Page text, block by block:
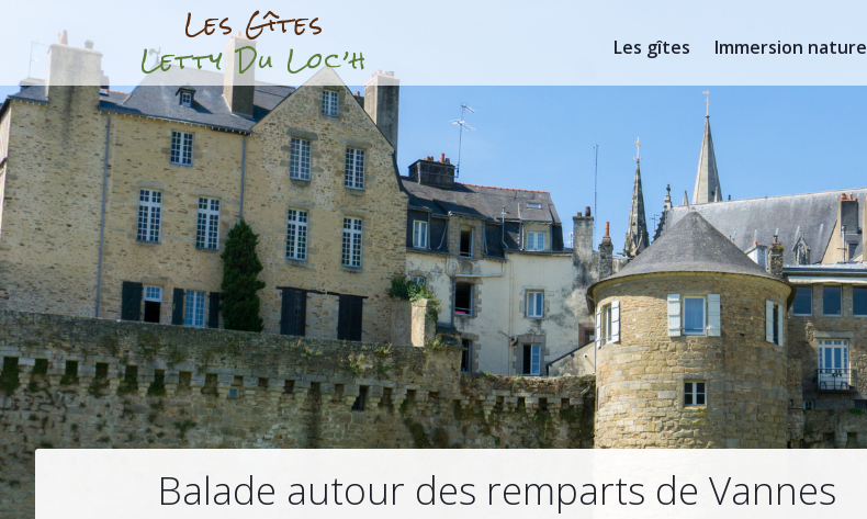
Les Gîtes
Letty Du Loc’h Les gîtes Immersion nature
Balade autour des remparts de Vannes